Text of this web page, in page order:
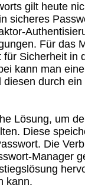
gilt heute
sicheres
Für das
Sicherheit in
kann man
durch ein
Lösung, um
Diese
Die
Manager
kann.